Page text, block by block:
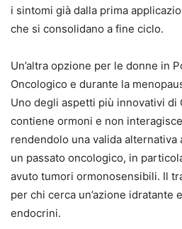
i sintomi già dalla prima
che si consolidano a fine ciclo.
Un’altra opzione per le donne in
Oncologico e durante la
Uno degli aspetti più innovativi di
contiene ormoni e non
rendendolo una valida alternativa
un passato oncologico, in
avuto tumori ormonosensibili. Il
per chi cerca un’azione idratante
endocrini.